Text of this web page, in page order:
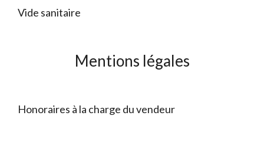
Vide sanitaire
Mentions légales
Honoraires à la charge du vendeur